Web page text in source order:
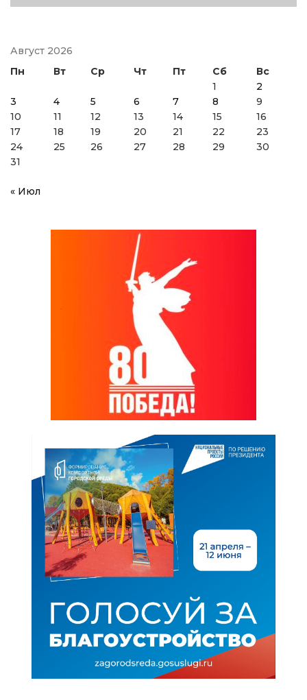
Август 2026
Пн
Вт Ср Чт Пт Сб
Вс
1
2
3
4 5 6 7 8
9
10
11 12 13 14 15
16
17
18 19 20 21 22
23
24
25 26 27 28 29
30
31
« Июл